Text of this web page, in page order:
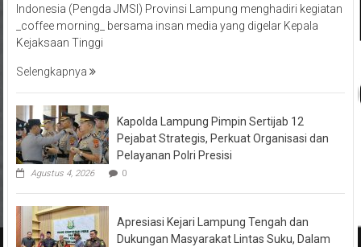
Indonesia (Pengda JMSI) Provinsi Lampung menghadiri kegiatan
_coffee morning_ bersama insan media yang digelar Kepala
Kejaksaan Tinggi
Selengkapnya
Kapolda Lampung Pimpin Sertijab 12
Pejabat Strategis, Perkuat Organisasi dan
Pelayanan Polri Presisi
Agustus 4, 2026 0
Apresiasi Kejari Lampung Tengah dan
Dukungan Masyarakat Lintas Suku, Dalam